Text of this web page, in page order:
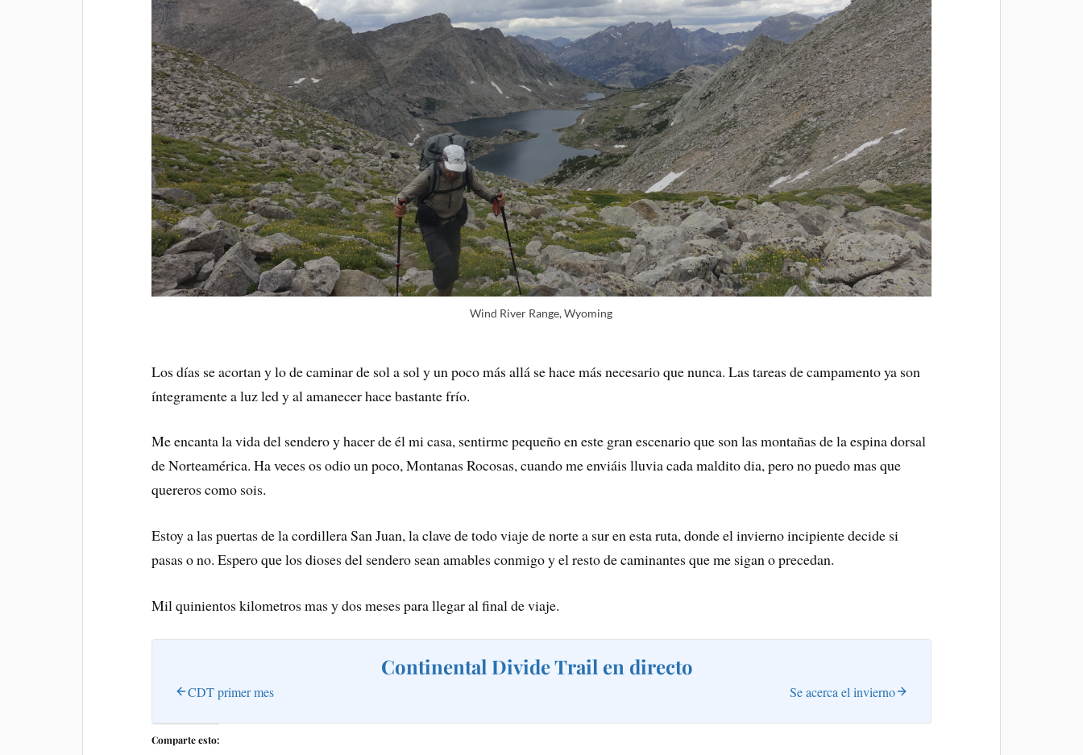
Wind River Range, Wyoming
Los días se acortan y lo de caminar de sol a sol y un poco más allá se hace más necesario que nunca. Las tareas de campamento ya son
íntegramente a luz led y al amanecer hace bastante frío.
Me encanta la vida del sendero y hacer de él mi casa, sentirme pequeño en este gran escenario que son las montañas de la espina dorsal
de Norteamérica. Ha veces os odio un poco, Montanas Rocosas, cuando me enviáis lluvia cada maldito dia, pero no puedo mas que
quereros como sois.
Estoy a las puertas de la cordillera San Juan, la clave de todo viaje de norte a sur en esta ruta, donde el invierno incipiente decide si
pasas o no. Espero que los dioses del sendero sean amables conmigo y el resto de caminantes que me sigan o precedan.
Mil quinientos kilometros mas y dos meses para llegar al final de viaje.
Continental Divide Trail en directo
CDT primer mes Se acerca el invierno
Comparte esto: